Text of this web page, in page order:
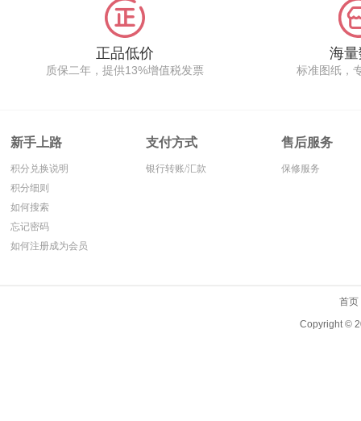
取材容易,贝朗斯品牌配套
日本神钢shinko电动叉车
系列电池,库存型号充足,
交期快,保修时间长,适合
冷链物流,工厂库房等神钢
搬运车辆,安装参数符合
正品低价
质保二年，提供13%增值税发票
海
标准图纸，
新手上路
积分兑换说明
积分细则
如何搜索
忘记密码
如何注册成为会员
支付方式
银行转账/汇款
售后服务
保修服务
首页
Copyright ©